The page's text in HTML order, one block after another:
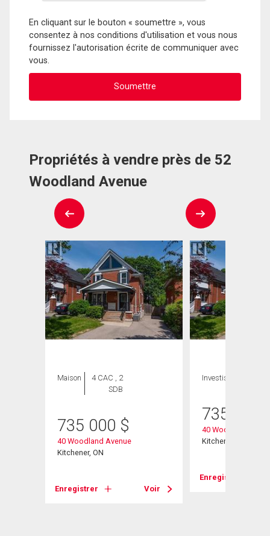
En cliquant sur le bouton « soumettre », vous
consentez à nos conditions d'utilisation et vous nous
fournissez l'autorisation écrite de communiquer avec
vous.
Propriétés à vendre près de 52
Woodland Avenue
Maison
4 CAC , 2
SDB
735 000 $
40 Woodland Avenue
Kitchener, ON
Enregistrer Voir
Investissement
735 000
40 Woodland
Kitchener, ON
Enregistrer